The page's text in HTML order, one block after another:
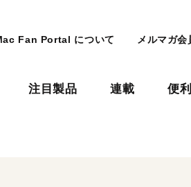
Fan Portal について メルマガ会
注目製品 連載 便